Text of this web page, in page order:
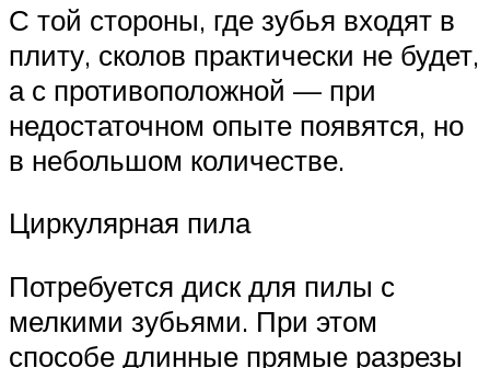
С той стороны, где зубья входят в
плиту, сколов практически не будет,
а с противоположной — при
недостаточном опыте появятся, но
в небольшом количестве.
Циркулярная пила
Потребуется диск для пилы с
мелкими зубьями. При этом
способе длинные прямые разрезы